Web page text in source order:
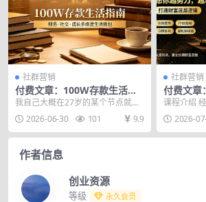
社群营销
付费文章：100W存款生活指
南，如何从财务、社交、成长
我自己大概在27岁的某个节点就突
破了100W的存款上限，那时候我开
了一家新媒体公...
2026-06-30 101 9.9
社群营销
付费文章
路——财
课程介绍
不能教我
想听一些
2026-
作者信息
创业资源
等级 永久会员